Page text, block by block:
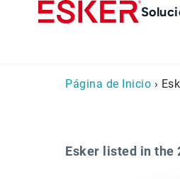
Main
Página de Inicio ›
Esker listed in the